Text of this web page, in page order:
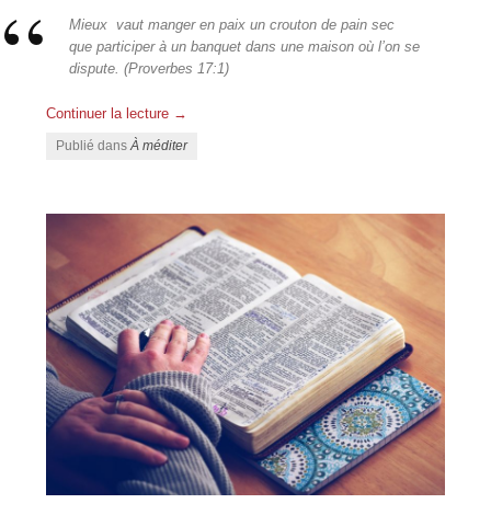
Mieux vaut manger en paix un crouton de pain sec
que participer à un banquet dans une maison où l’on se
dispute. (Proverbes 17:1)
Continuer la lecture →
Publié dansÀ méditer